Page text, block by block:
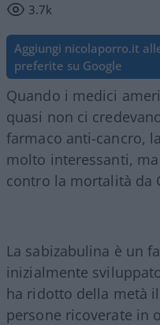
3.7k
Aggiungi nicolaporro.it
preferite su Google
Quando i medici
quasi non ci
farmaco anti-cancro,
molto interessanti,
contro la mortalità da
La sabizabulina è un
inizialmente
ha ridotto della metà
persone ricoverate in